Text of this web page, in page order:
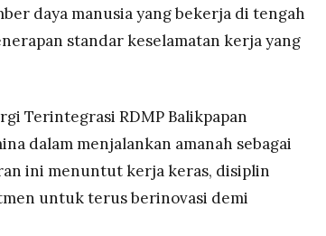
daya manusia yang bekerja di tengah
standar keselamatan kerja yang
Terintegrasi RDMP Balikpapan
dalam menjalankan amanah sebagai
ini menuntut kerja keras, disiplin
untuk terus berinovasi demi